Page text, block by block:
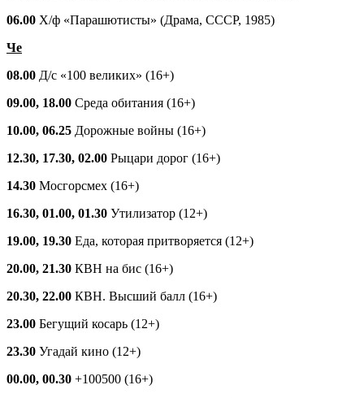
06.00 Х/ф «Парашютисты» (Драма, СССР, 1985)
Че
08.00 Д/с «100 великих» (16+)
09.00, 18.00 Средa обитания (16+)
10.00, 06.25 Дорожные войны (16+)
12.30, 17.30, 02.00 Рыцари дорог (16+)
14.30 Мосгорсмех (16+)
16.30, 01.00, 01.30 Утилизатор (12+)
19.00, 19.30 Еда, которая притворяется (12+)
20.00, 21.30 КВН на бис (16+)
20.30, 22.00 КВН. Высший балл (16+)
23.00 Бегущий косарь (12+)
23.30 Угадай кино (12+)
00.00, 00.30 +100500 (16+)